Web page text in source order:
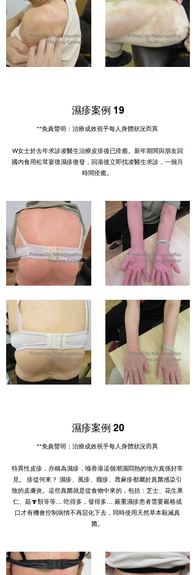
PrimeCity Naturopathic
Healing Center
PrimeCity Naturopathic
Healing Center
濕疹案例 19
**免責聲明：治療成效視乎每人身體狀況而異
W女士於去年求診凌醫生治療皮疹後已痊癒。新年期間與朋友回
國內食用松茸宴後濕疹復發，回港後立即找凌醫生求診，一個月
時間痊癒。
PrimeCity Naturopathic
Healing Center
PrimeCity Naturopathic
Healing Center
PrimeCity Naturopathic
Healing Center
PrimeCity Naturopathic
Healing Center
濕疹案例 20
**免責聲明：治療成效視乎每人身體狀況而異
特異性皮疹，亦稱為濕疹，喺香港這個潮濕悶熱的地方真係好常
見。 疹從何來？ 濕疹、風疹、癮疹、蕁麻疹都屬於真菌感染引
致的皮膚炎。這些真菌就是從食物中來的，包括：芝士、花生果
仁、菇🍄類等等… 吃得多，發得多… 嚴重濕疹患者需要嚴格戒
口才有機會控制病情不再惡化下去，同時使用天然草本殺滅真
菌。